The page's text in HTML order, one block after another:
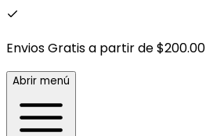
Envios Gratis a partir de $200.00
Abrir menú